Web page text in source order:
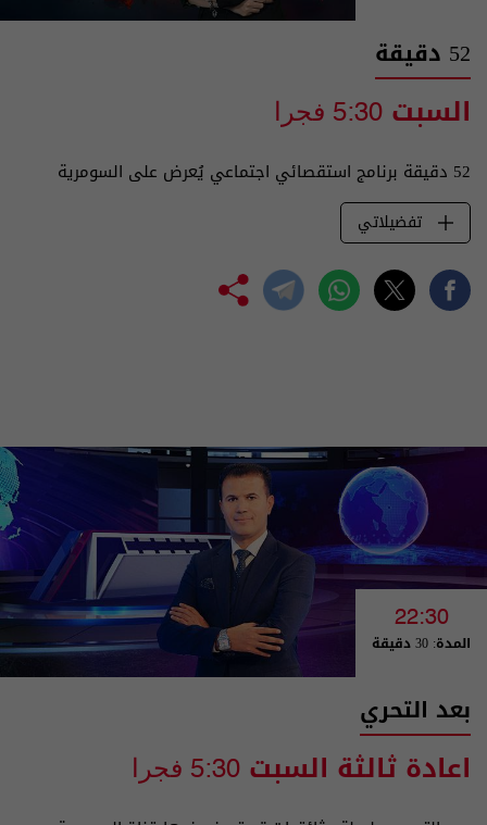
52 دقيقة
السبت 5:30 فجرا
52 دقيقة برنامج استقصائي اجتماعي يُعرض على السومرية
تفضيلاتي
22:30
المدة: 30 دقيقة
بعد التحري
اعادة ثالثة السبت 5:30 فجرا